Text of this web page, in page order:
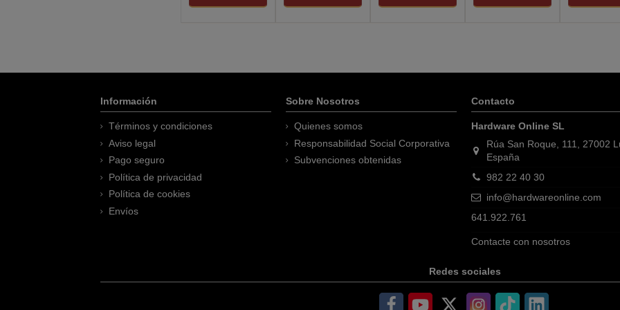
Información
Términos y condiciones
Aviso legal
Pago seguro
Política de privacidad
Política de cookies
Envíos
Sobre Nosotros
Quienes somos
Responsabilidad Social Corporativa
Subvenciones obtenidas
Contacto
Hardware Online SL
Rúa San Roque, 111, 27002
España
982 22 40 30
info@hardwareonline.com
641.922.761
Contacte con nosotros
Redes sociales